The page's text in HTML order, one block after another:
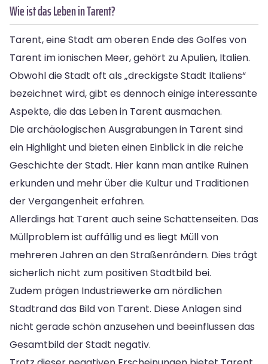
Wie ist das Leben in Tarent?
Tarent, eine Stadt am oberen Ende des Golfes von
Tarent im ionischen Meer, gehört zu Apulien, Italien.
Obwohl die Stadt oft als „dreckigste Stadt Italiens“
bezeichnet wird, gibt es dennoch einige interessante
Aspekte, die das Leben in Tarent ausmachen.
Die archäologischen Ausgrabungen in Tarent sind
ein Highlight und bieten einen Einblick in die reiche
Geschichte der Stadt. Hier kann man antike Ruinen
erkunden und mehr über die Kultur und Traditionen
der Vergangenheit erfahren.
Allerdings hat Tarent auch seine Schattenseiten. Das
Müllproblem ist auffällig und es liegt Müll von
mehreren Jahren an den Straßenrändern. Dies trägt
sicherlich nicht zum positiven Stadtbild bei.
Zudem prägen Industriewerke am nördlichen
Stadtrand das Bild von Tarent. Diese Anlagen sind
nicht gerade schön anzusehen und beeinflussen das
Gesamtbild der Stadt negativ.